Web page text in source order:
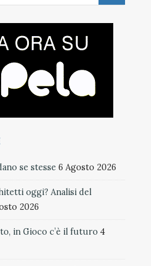
se stesse 6 Agosto 2026
oggi? Analisi del
2026
in Gioco c’è il futuro 4